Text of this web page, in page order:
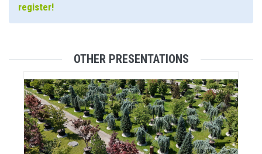
register!
OTHER PRESENTATIONS